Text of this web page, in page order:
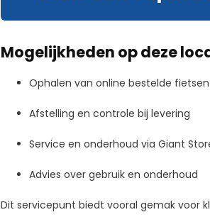
Mogelijkheden op deze
Ophalen van online bestelde fietsen
Afstelling en controle bij levering
Service en onderhoud via Giant
Advies over gebruik en onderhoud
Dit servicepunt biedt vooral gemak voor